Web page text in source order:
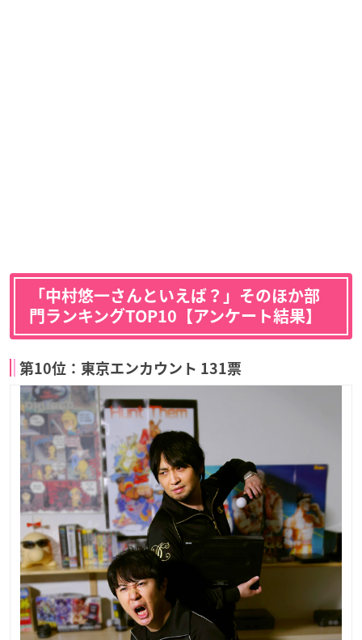
「中村悠一さんといえば？」そのほか部
門ランキングTOP10【アンケート結果】
第10位：東京エンカウント 131票